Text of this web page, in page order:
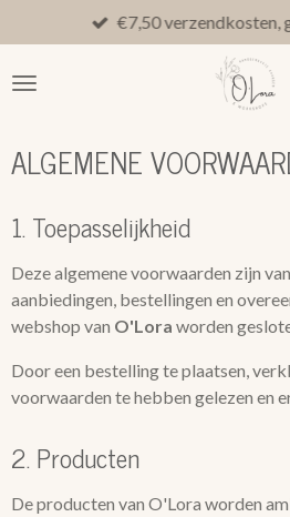
direct
naar
€7,50 verzendkosten,
ALGEMENE
1. Toepasselijkheid
Deze algemene voorwaarden zijn
aanbiedingen, bestellingen en
webshop van O'Lora worden
Door een bestelling te plaatsen,
voorwaarden te hebben gelezen en
2. Producten
De producten van O'Lora worden